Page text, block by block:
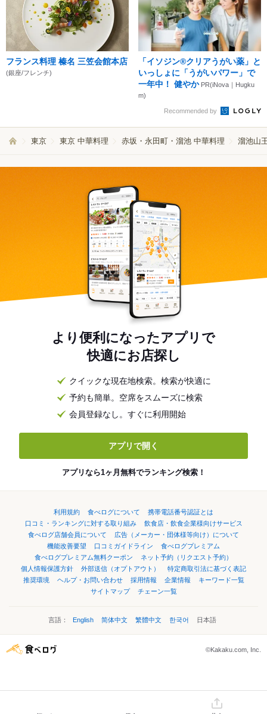
フランス料理 榛名 三笠会館本店
(銀座/フレンチ)
「イソジン®クリアうがい薬」と
いっしょに「うがいパワー」で
一年中！ 健やか PR(iNova｜Hugku
m)
Recommended by
東京 東京 中華料理 赤坂・永田町・溜池 中華料理 溜池山
より便利になったアプリで
快適にお店探し
クイックな現在地検索。検索が快適に
予約も簡単。空席をスムーズに検索
会員登録なし。すぐに利用開始
アプリで開く
アプリなら1ヶ月無料でランキング検索！
利用規約 食べログについて
携帯電話番号認証とは
口コミ・ランキングに対する取り組み
飲食店・飲食企業様向けサービス
食べログ店舗会員について
広告（メーカー・団体様等向け）について
機能改善要望
口コミガイドライン
食べログプレミアム
食べログプレミアム無料クーポン
ネット予約（リクエスト予約）
個人情報保護方針
外部送信（オプトアウト）
特定商取引法に基づく表記
推奨環境
ヘルプ・お問い合わせ 採用情報 企業情報
キーワード一覧
サイトマップ
チェーン一覧
言語： English 简体中文 繁體中文 한국어 日本語
©Kakaku.com, Inc.